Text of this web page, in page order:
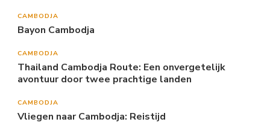
CAMBODJA
Bayon Cambodja
CAMBODJA
Thailand Cambodja Route: Een onvergetelijk
avontuur door twee prachtige landen
CAMBODJA
Vliegen naar Cambodja: Reistijd